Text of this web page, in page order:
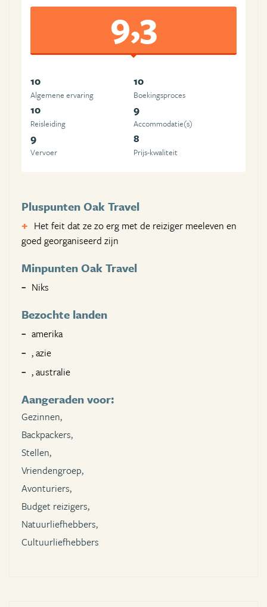
9,3
10
Algemene ervaring
10
Boekingsproces
10
Reisleiding
9
Accommodatie(s)
9
Vervoer
8
Prijs-kwaliteit
Pluspunten Oak Travel
Het feit dat ze zo erg met de reiziger meeleven en
goed georganiseerd zijn
Minpunten Oak Travel
Niks
Bezochte landen
amerika
, azie
, australie
Aangeraden voor:
Gezinnen,
Backpackers,
Stellen,
Vriendengroep,
Avonturiers,
Budget reizigers,
Natuurliefhebbers,
Cultuurliefhebbers